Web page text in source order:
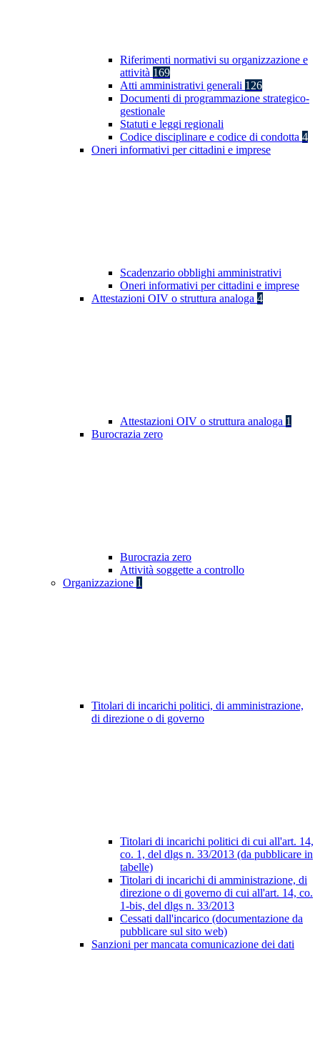
Riferimenti normativi su organizzazione e
attività 169
Atti amministrativi generali 126
Documenti di programmazione strategico-
gestionale
Statuti e leggi regionali
Codice disciplinare e codice di condotta 4
Oneri informativi per cittadini e imprese
Scadenzario obblighi amministrativi
Oneri informativi per cittadini e imprese
Attestazioni OIV o struttura analoga 4
Attestazioni OIV o struttura analoga 1
Burocrazia zero
Burocrazia zero
Attività soggette a controllo
Organizzazione 1
Titolari di incarichi politici, di amministrazione,
di direzione o di governo
Titolari di incarichi politici di cui all'art. 14,
co. 1, del dlgs n. 33/2013 (da pubblicare in
tabelle)
Titolari di incarichi di amministrazione, di
direzione o di governo di cui all'art. 14, co.
1-bis, del dlgs n. 33/2013
Cessati dall'incarico (documentazione da
pubblicare sul sito web)
Sanzioni per mancata comunicazione dei dati